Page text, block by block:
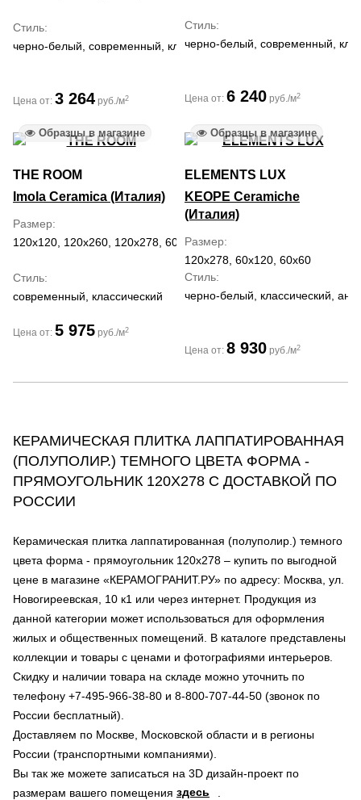
Стиль
черно-белый, современный, классический, ар деко
Цена от: 3 264 руб./м2
Стиль
черно-белый, современный,
Цена от: 6 240 руб./м2
Образцы в магазине
THE ROOM
Imola Ceramica (Италия)
Размер
120x120, 120x260, 120x278, 60x120, 60x60
Стиль
современный, классический
Цена от: 5 975 руб./м2
Образцы в магазине
ELEMENTS LUX
KEOPE Ceramiche
(Италия)
Размер
120x278, 60x120, 60x60
Стиль
черно-белый, классический,
Цена от: 8 930 руб./м2
КЕРАМИЧЕСКАЯ ПЛИТКА ЛАППАТИРОВАННАЯ
(ПОЛУПОЛИР.) ТЕМНОГО ЦВЕТА ФОРМА -
ПРЯМОУГОЛЬНИК 120Х278 С ДОСТАВКОЙ ПО
РОССИИ
Керамическая плитка лаппатированная (полуполир.) темного
цвета форма - прямоугольник 120х278 – купить по выгодной
цене в магазине «КЕРАМОГРАНИТ.РУ» по адресу: Москва, ул.
Новогиреевская, 10 к1 или через интернет. Продукция из
данной категории может использоваться для оформления
жилых и общественных помещений. В каталоге представлены
коллекции и товары с ценами и фотографиями интерьеров.
Скидку и наличии товара на складе можно уточнить по
телефону +7-495-966-38-80 и 8-800-707-44-50 (звонок по
России бесплатный).
Доставляем по Москве, Московской области и в регионы
России (транспортными компаниями).
Вы так же можете записаться на 3D дизайн-проект по
размерам вашего помещения здесь